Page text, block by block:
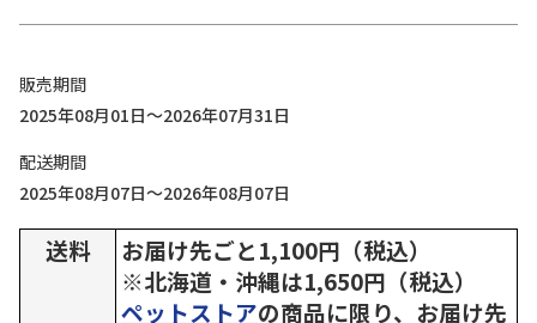
販売期間
2025年08月01日～2026年07月31日
配送期間
2025年08月07日～2026年08月07日
送料
お届け先ごと1,100円（税込）
※北海道・沖縄は1,650円（税込）
ペットストアの商品に限り、お届け先